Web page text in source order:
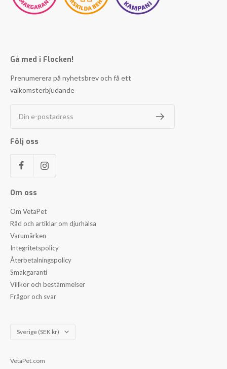
Gå med i Flocken!
Prenumerera på nyhetsbrev och få ett
välkomsterbjudande
Din e-postadress
Följ oss
Om oss
Om VetaPet
Råd och artiklar om djurhälsa
Varumärken
Integritetspolicy
Återbetalningspolicy
Smakgaranti
Villkor och bestämmelser
Frågor och svar
Land/Region Sverige (SEK kr)
VetaPet.com